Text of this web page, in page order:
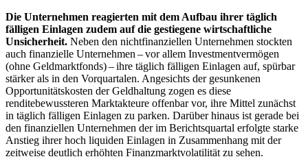
Die Unternehmen reagierten mit dem Aufbau ihrer täglich
fälligen Einlagen zudem auf die gestiegene wirtschaftliche
Unsicherheit. Neben den nichtfinanziellen Unternehmen stockten
auch finanzielle Unternehmen – vor allem Investmentvermögen
(ohne Geldmarktfonds) – ihre täglich fälligen Einlagen auf, spürbar
stärker als in den Vorquartalen. Angesichts der gesunkenen
Opportunitätskosten der Geldhaltung zogen es diese
renditebewussteren Marktakteure offenbar vor, ihre Mittel zunächst
in täglich fälligen Einlagen zu parken. Darüber hinaus ist gerade bei
den finanziellen Unternehmen der im Berichtsquartal erfolgte starke
Anstieg ihrer hoch liquiden Einlagen in Zusammenhang mit der
zeitweise deutlich erhöhten Finanzmarktvolatilität zu sehen.